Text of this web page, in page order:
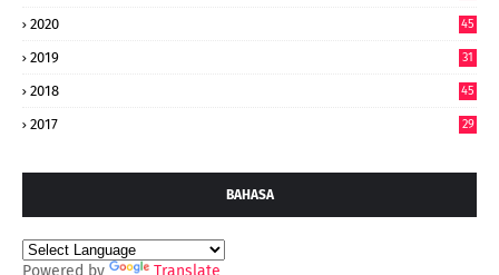
2020 45
2019 31
2018 45
2017 29
BAHASA
Powered by Translate